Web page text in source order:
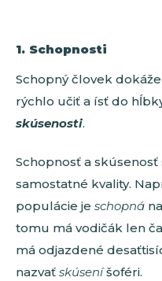
1. Schopnosti
Schopný človek
rýchlo učiť a ísť do
skúsenosti.
Schopnosť a skúsenosť
samostatné kvality.
populácie je schopná
tomu má vodičák len
má odjazdené
nazvať skúseníšoféri.